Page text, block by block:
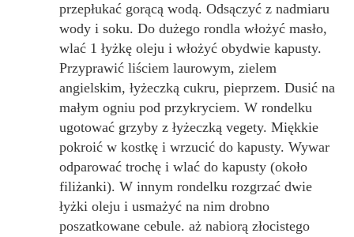
przepłukać gorącą wodą. Odsączyć z nadmiaru
wody i soku. Do dużego rondla włożyć masło,
wlać 1 łyżkę oleju i włożyć obydwie kapusty.
Przyprawić liściem laurowym, zielem
angielskim, łyżeczką cukru, pieprzem. Dusić na
małym ogniu pod przykryciem. W rondelku
ugotować grzyby z łyżeczką vegety. Miękkie
pokroić w kostkę i wrzucić do kapusty. Wywar
odparować trochę i wlać do kapusty (około
filiżanki). W innym rondelku rozgrzać dwie
łyżki oleju i usmażyć na nim drobno
poszatkowane cebule. aż nabiorą złocistego